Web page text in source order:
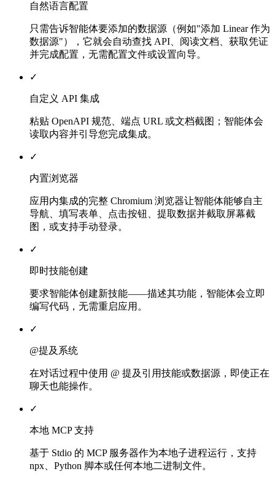
自然语言配置
只需告诉智能体要添加的数据源（例如"添加 Linear 作为
数据源"），它就会自动查找 API、阅读文档、获取凭证
并完成配置，无需配置文件或设置向导。
✓
自定义 API 集成
粘贴 OpenAPI 规范、端点 URL 或文档截图；智能体会
读取内容并引导您完成集成。
✓
内置浏览器
应用内集成的完整 Chromium 浏览器让智能体能够自主
导航、填写表单、点击按钮、提取数据并截取屏幕截
图，或支持手动登录。
✓
即时技能创建
要求智能体创建新技能——描述其功能，智能体会立即
编写代码，无需重启应用。
✓
@提及系统
在对话过程中使用 @ 提及引用技能或数据源，即使正在
聊天也能操作。
✓
本地 MCP 支持
基于 Stdio 的 MCP 服务器作为本地子进程运行，支持
npx、Python 脚本或任何本地二进制文件。